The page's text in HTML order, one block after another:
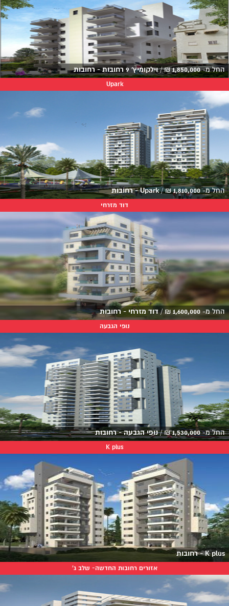
החל מ-1,850,000
₪
/וילקומיץ' 9 רחובות - רחובות
Upark
החל מ- 1,810,000
₪
/Upark - רחובות
דוד מזרחי
החל מ- 1,600,000
₪
/דוד מזרחי - רחובות
נופי הגבעה
החל מ-1,530,000
₪
/נופי הגבעה - רחובות
K plus
K plus - רחובות
אזורים רחובות החדשה- שלב ג'